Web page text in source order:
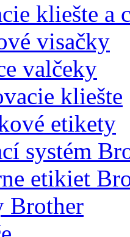
kliešte a
visačky
valčeky
kliešte
etikety
systém
etikiet
Brother